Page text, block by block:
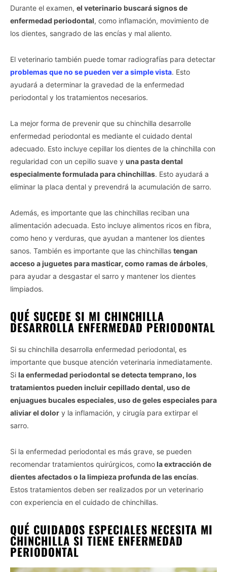
Durante el examen, el veterinario buscará signos de
enfermedad periodontal, como inflamación, movimiento de
los dientes, sangrado de las encías y mal aliento.
El veterinario también puede tomar radiografías para detectar
problemas que no se pueden ver a simple vista. Esto
ayudará a determinar la gravedad de la enfermedad
periodontal y los tratamientos necesarios.
La mejor forma de prevenir que su chinchilla desarrolle
enfermedad periodontal es mediante el cuidado dental
adecuado. Esto incluye cepillar los dientes de la chinchilla con
regularidad con un cepillo suave y una pasta dental
especialmente formulada para chinchillas. Esto ayudará a
eliminar la placa dental y prevendrá la acumulación de sarro.
Además, es importante que las chinchillas reciban una
alimentación adecuada. Esto incluye alimentos ricos en fibra,
como heno y verduras, que ayudan a mantener los dientes
sanos. También es importante que las chinchillas tengan
acceso a juguetes para masticar, como ramas de árboles,
para ayudar a desgastar el sarro y mantener los dientes
limpiados.
QUÉ SUCEDE SI MI CHINCHILLA
DESARROLLA ENFERMEDAD PERIODONTAL
Si su chinchilla desarrolla enfermedad periodontal, es
importante que busque atención veterinaria inmediatamente.
Si la enfermedad periodontal se detecta temprano, los
tratamientos pueden incluir cepillado dental, uso de
enjuagues bucales especiales, uso de geles especiales para
aliviar el dolor y la inflamación, y cirugía para extirpar el
sarro.
Si la enfermedad periodontal es más grave, se pueden
recomendar tratamientos quirúrgicos, comola extracción de
dientes afectados o la limpieza profunda de las encías.
Estos tratamientos deben ser realizados por un veterinario
con experiencia en el cuidado de chinchillas.
QUÉ CUIDADOS ESPECIALES NECESITA MI
CHINCHILLA SI TIENE ENFERMEDAD
PERIODONTAL